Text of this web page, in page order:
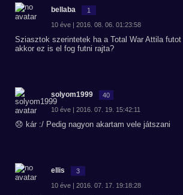
bellaba 1
10 éve | 2016. 08. 06. 01:23:58
Sziasztok szerintetek ha a Total War Attila
akkor ez is el fog futni rajta?
solyom1999 40
10 éve | 2016. 07. 19. 15:42:11
😞 kár :/ Pedig nagyon akartam vele játszani
ellis 3
10 éve | 2016. 07. 17. 19:18:28